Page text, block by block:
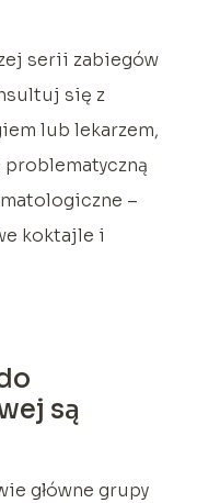
serii zabiegów
się z
lub lekarzem,
–
koktajle i
są
główne grupy